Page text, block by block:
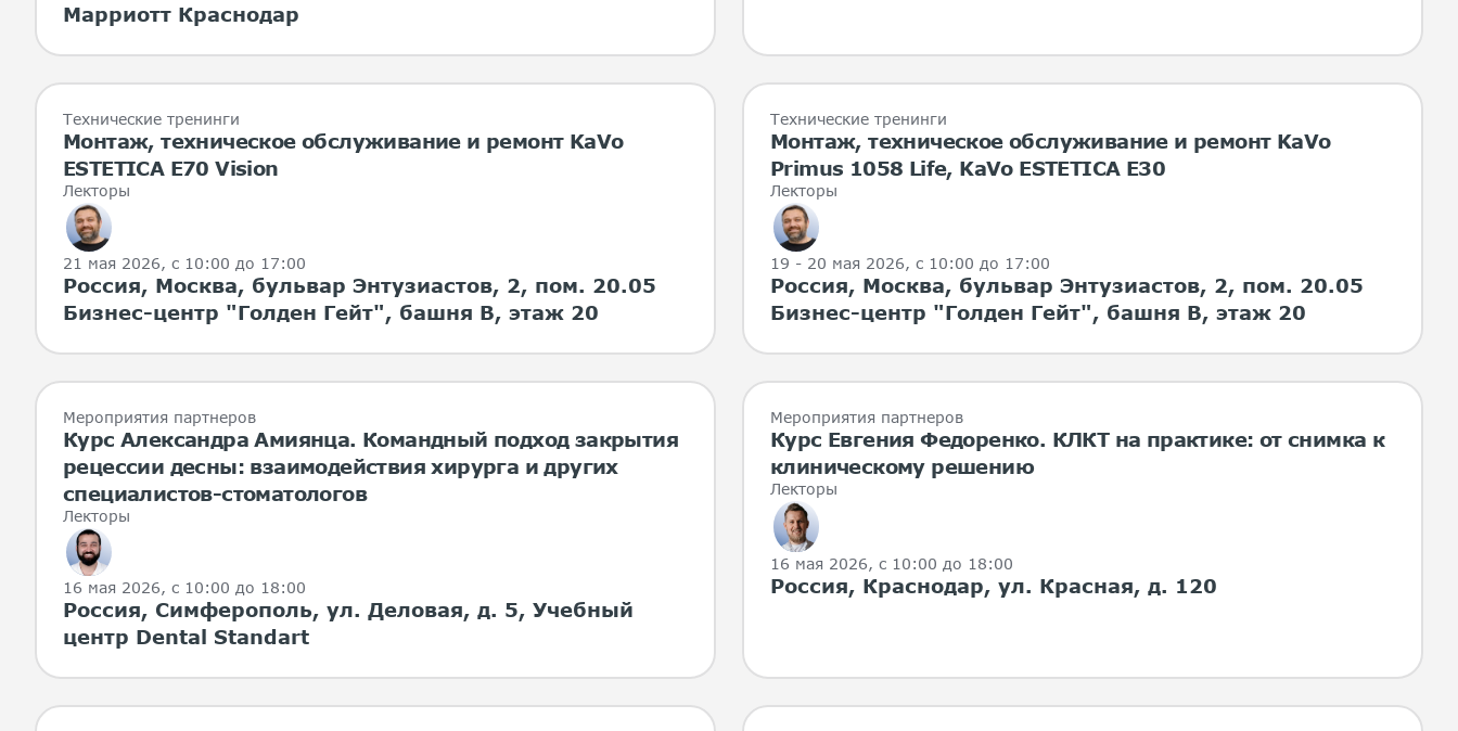
Марриотт Краснодар
Технические тренинги
Монтаж, техническое обслуживание и ремонт KaVo
ESTETICA E70 Vision
Лекторы
21 мая 2026, с 10:00 до 17:00
Россия, Москва, бульвар Энтузиастов, 2, пом. 20.05
Бизнес-центр "Голден Гейт", башня B, этаж 20
Технические тренинги
Монтаж, техническое обслуживание и ремонт KaVo
Primus 1058 Life, KaVo ESTETICA E30
Лекторы
19 - 20 мая 2026, с 10:00 до 17:00
Россия, Москва, бульвар Энтузиастов, 2, пом. 20.05
Бизнес-центр "Голден Гейт", башня B, этаж 20
Мероприятия партнеров
Курс Александра Амиянца. Командный подход закрытия
рецессии десны: взаимодействия хирурга и других
специалистов-стоматологов
Лекторы
16 мая 2026, с 10:00 до 18:00
Россия, Симферополь, ул. Деловая, д. 5, Учебный
центр Dental Standart
Мероприятия партнеров
Курс Евгения Федоренко. КЛКТ на практике: от снимка к
клиническому решению
Лекторы
16 мая 2026, с 10:00 до 18:00
Россия, Краснодар, ул. Красная, д. 120